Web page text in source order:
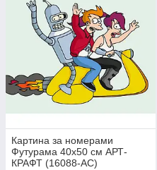
Картина за номерами
Футурама 40х50 см АРТ-
КРАФТ (16088-AC)